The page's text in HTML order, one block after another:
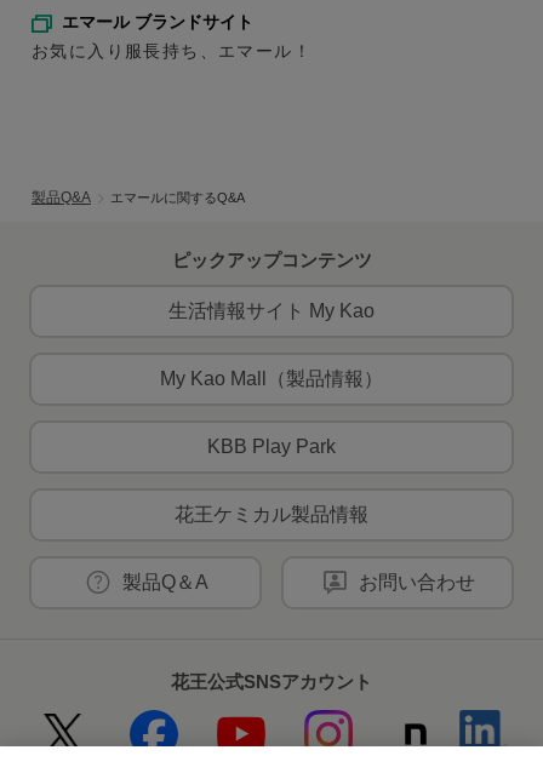
エマール ブランドサイト
お気に入り服長持ち、エマール！
製品Q&A エマールに関するQ&A
ピックアップコンテンツ
生活情報サイト My Kao
My Kao Mall（製品情報）
KBB Play Park
花王ケミカル製品情報
製品Q＆A お問い合わせ
花王公式SNSアカウント